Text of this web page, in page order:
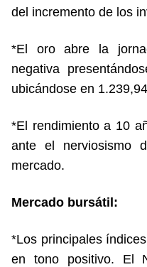
del incremento de los
*El oro abre la
negativa
ubicándose en
*El rendimiento a 10
ante el nerviosismo
mercado.
Mercado bursátil:
*Los principales
en tono positivo. El